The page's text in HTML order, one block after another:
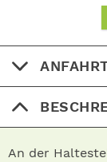
An der